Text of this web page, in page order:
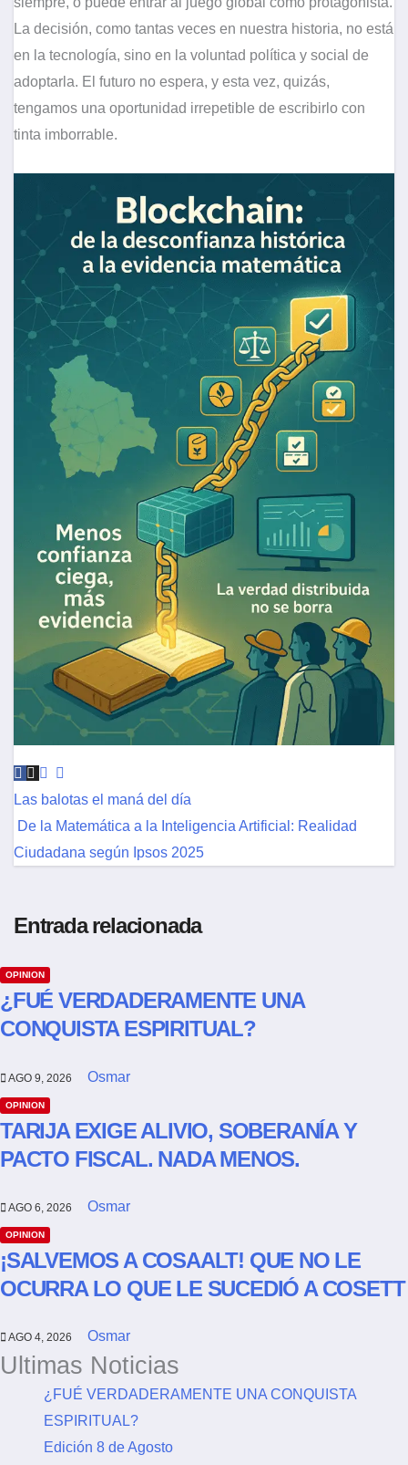
La decisión, como tantas veces en nuestra historia, no está
en la tecnología, sino en la voluntad política y social de
adoptarla. El futuro no espera, y esta vez, quizás,
tengamos una oportunidad irrepetible de escribirlo con
tinta imborrable.
Las balotas el maná del día
De la Matemática a la Inteligencia Artificial: Realidad
Ciudadana según Ipsos 2025
Entrada relacionada
OPINION
¿FUÉ VERDADERAMENTE UNA
CONQUISTA ESPIRITUAL?
AGO 9, 2026 Osmar
OPINION
TARIJA EXIGE ALIVIO, SOBERANÍA Y
PACTO FISCAL. NADA MENOS.
AGO 6, 2026 Osmar
OPINION
¡SALVEMOS A COSAALT! QUE NO LE
OCURRA LO QUE LE SUCEDIÓ A COSETT
AGO 4, 2026 Osmar
Ultimas Noticias
¿FUÉ VERDADERAMENTE UNA CONQUISTA
ESPIRITUAL?
Edición 8 de Agosto